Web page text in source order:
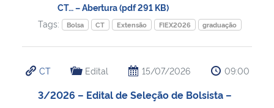
CT… – Abertura (pdf 291 KB)
Tags:
Bolsa CT Extensão FIEX2026 graduação
CT Edital 15/07/2026 09:00
3/2026 – Edital de Seleção de Bolsista –